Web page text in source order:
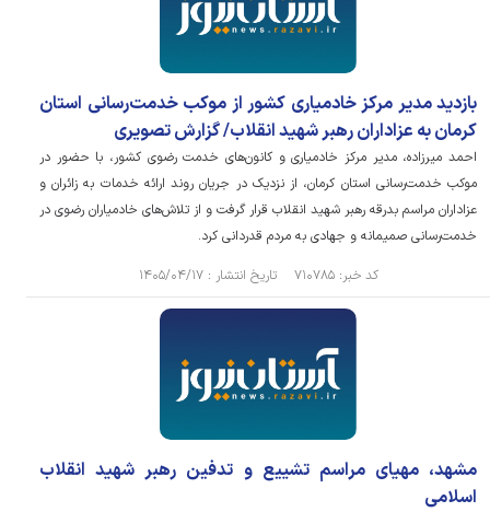
بازدید مدیر مرکز خادمیاری کشور از موکب خدمت‌رسانی استان
کرمان به عزاداران رهبر شهید انقلاب/ گزارش تصویری
احمد میرزاده، مدیر مرکز خادمیاری و کانون‌های خدمت رضوی کشور، با حضور در
موکب خدمت‌رسانی استان کرمان، از نزدیک در جریان روند ارائه خدمات به زائران و
عزاداران مراسم بدرقه رهبر شهید انقلاب قرار گرفت و از تلاش‌های خادمیاران رضوی در
خدمت‌رسانی صمیمانه و جهادی به مردم قدردانی کرد.
کد خبر: ۷۱۰۷۸۵ تاریخ انتشار : ۱۴۰۵/۰۴/۱۷
مشهد، مهیای مراسم تشییع و تدفین رهبر شهید انقلاب
اسلامی